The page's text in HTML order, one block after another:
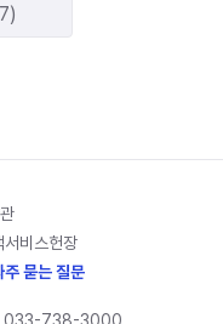
서비스헌장
주 묻는 질문